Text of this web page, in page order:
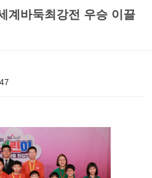
계바둑최강전 우승 이끌